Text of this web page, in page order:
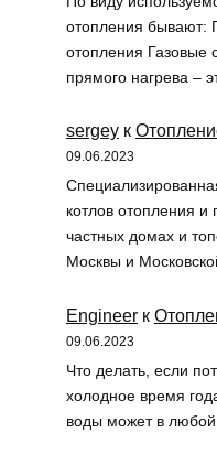
отопления бывают:
отопления Газовые
прямого нагрева –
sergey к
09.06.2023
котлов отопления и
частных домах и
Москвы и
Engineer к
09.06.2023
Что делать, если
холодное время
воды может в